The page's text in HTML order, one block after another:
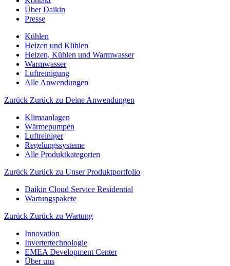
Über Daikin
Presse
Kühlen
Heizen und Kühlen
Heizen, Kühlen und Warmwasser
Warmwasser
Luftreinigung
Alle Anwendungen
Zurück Zurück zu Deine Anwendungen
Klimaanlagen
Wärmepumpen
Luftreiniger
Regelungssysteme
Alle Produktkategorien
Zurück Zurück zu Unser Produktportfolio
Daikin Cloud Service Residential
Wartungspakete
Zurück Zurück zu Wartung
Innovation
Invertertechnologie
EMEA Development Center
Über uns